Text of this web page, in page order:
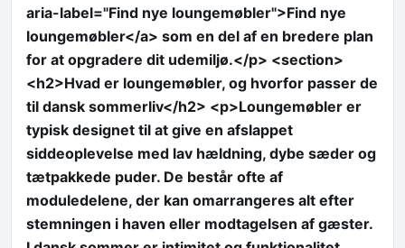
aria-label="Find nye loungemøbler">Find nye
loungemøbler</a> som en del af en bredere plan
for at opgradere dit udemiljø.</p> <section>
<h2>Hvad er loungemøbler, og hvorfor passer de
til dansk sommerliv</h2> <p>Loungemøbler er
typisk designet til at give en afslappet
siddeoplevelse med lav hældning, dybe sæder og
tætpakkede puder. De består ofte af
moduledelene, der kan omarrangeres alt efter
stemningen i haven eller modtagelsen af gæster.